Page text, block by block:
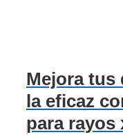
Mejora tus
la eficaz
para rayos